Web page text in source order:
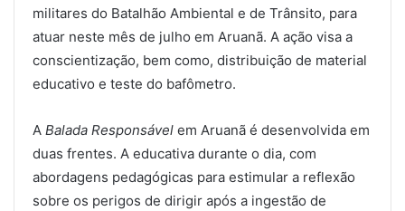
militares do Batalhão Ambiental e de Trânsito, para
atuar neste mês de julho em Aruanã. A ação visa a
conscientização, bem como, distribuição de material
educativo e teste do bafômetro.
A Balada Responsável em Aruanã é desenvolvida em
duas frentes. A educativa durante o dia, com
abordagens pedagógicas para estimular a reflexão
sobre os perigos de dirigir após a ingestão de